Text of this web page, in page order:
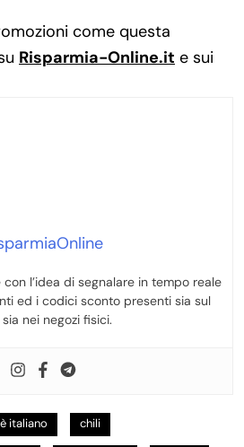
come questa
Risparmia-Online.it e sui
l’idea di segnalare in tempo reale
ed i codici sconto presenti sia sul
nei negozi fisici.
italiano chili